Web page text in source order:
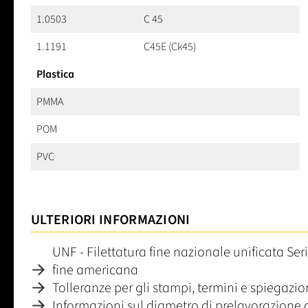
1.0503
C 45
1.1191
C45E (Ck45)
Plastica
PMMA
POM
PVC
ULTERIORI INFORMAZIONI
UNF - Filettatura fine nazionale unificata
fine americana
Tolleranze per gli stampi, termini e